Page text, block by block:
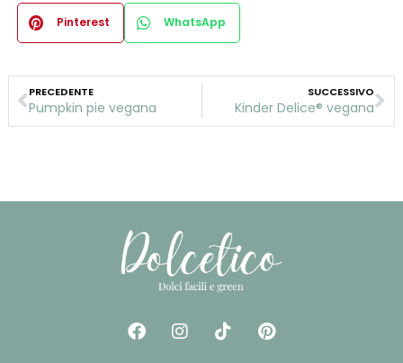
Pinterest WhatsApp
PRECEDENTE
Pumpkin pie vegana
SUCCESSIVO
Kinder Delice® vegana